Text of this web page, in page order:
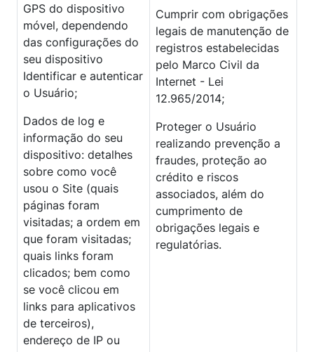
GPS do dispositivo
móvel, dependendo
das configurações do
seu dispositivo
Identificar e autenticar
o Usuário;
Dados de log e
informação do seu
dispositivo: detalhes
sobre como você
usou o Site (quais
páginas foram
visitadas; a ordem em
que foram visitadas;
quais links foram
clicados; bem como
se você clicou em
links para aplicativos
de terceiros),
endereço de IP ou
Cumprir com obrigações
legais de manutenção de
registros estabelecidas
pelo Marco Civil da
Internet - Lei
12.965/2014;
Proteger o Usuário
realizando prevenção a
fraudes, proteção ao
crédito e riscos
associados, além do
cumprimento de
obrigações legais e
regulatórias.